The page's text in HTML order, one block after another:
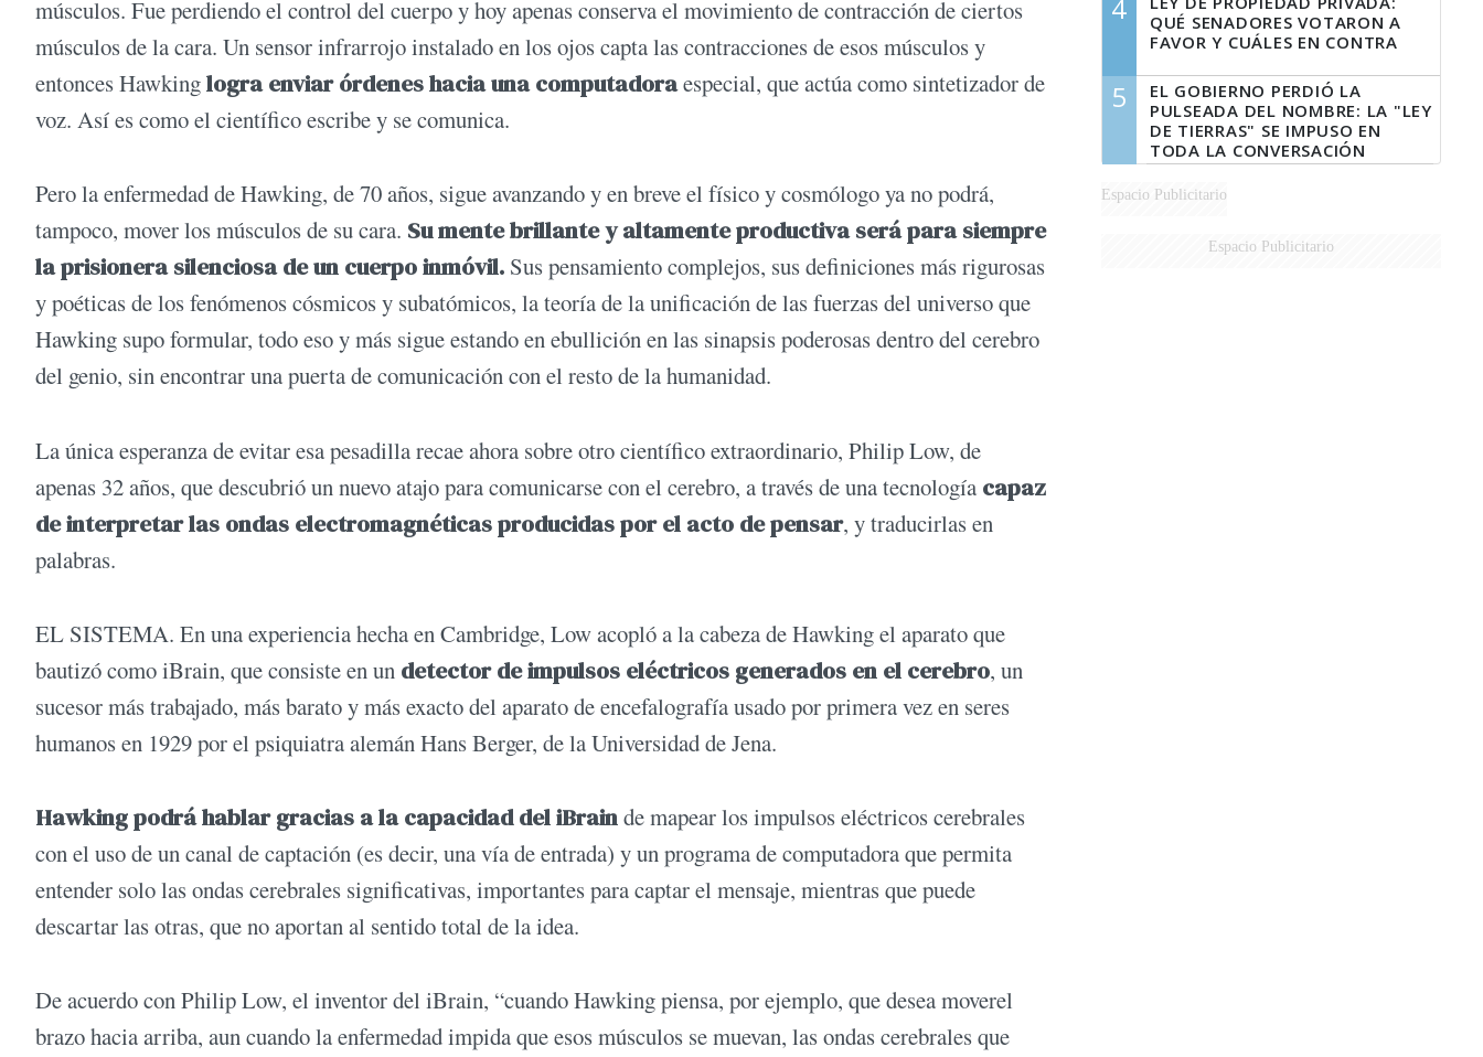
músculos. Fue perdiendo el control del cuerpo y hoy apenas conserva el movimiento de contracción de ciertos
músculos de la cara. Un sensor infrarrojo instalado en los ojos capta las contracciones de esos músculos y
entonces Hawkinglogra enviar órdenes hacia una computadoraespecial, que actúa como sintetizador de
voz. Así es como el científico escribe y se comunica.
Pero la enfermedad de Hawking, de 70 años, sigue avanzando y en breve el físico y cosmólogo ya no podrá,
tampoco, mover los músculos de su cara. Su mente brillante y altamente productiva será para siempre
la prisionera silenciosa de un cuerpo inmóvil. Sus pensamiento complejos, sus definiciones más rigurosas
y poéticas de los fenómenos cósmicos y subatómicos, la teoría de la unificación de las fuerzas del universo que
Hawking supo formular, todo eso y más sigue estando en ebullición en las sinapsis poderosas dentro del cerebro
del genio, sin encontrar una puerta de comunicación con el resto de la humanidad.
La única esperanza de evitar esa pesadilla recae ahora sobre otro científico extraordinario, Philip Low, de
apenas 32 años, que descubrió un nuevo atajo para comunicarse con el cerebro, a través de una tecnología capaz
de interpretar las ondas electromagnéticas producidas por el acto de pensar, y traducirlas en
palabras.
EL SISTEMA. En una experiencia hecha en Cambridge, Low acopló a la cabeza de Hawking el aparato que
bautizó como iBrain, que consiste en un detector de impulsos eléctricos generados en el cerebro, un
sucesor más trabajado, más barato y más exacto del aparato de encefalografía usado por primera vez en seres
humanos en 1929 por el psiquiatra alemán Hans Berger, de la Universidad de Jena.
Hawking podrá hablar gracias a la capacidad del iBrainde mapear los impulsos eléctricos cerebrales
con el uso de un canal de captación (es decir, una vía de entrada) y un programa de computadora que permita
entender solo las ondas cerebrales significativas, importantes para captar el mensaje, mientras que puede
descartar las otras, que no aportan al sentido total de la idea.
De acuerdo con Philip Low, el inventor del iBrain, “cuando Hawking piensa, por ejemplo, que desea moverel
brazo hacia arriba, aun cuando la enfermedad impida que esos músculos se muevan, las ondas cerebrales que
4
QUÉ SENADORES VOTARON A
FAVOR Y CUÁLES EN CONTRA
5
EL GOBIERNO PERDIÓ LA
PULSEADA DEL NOMBRE: LA "LEY
DE TIERRAS" SE IMPUSO EN
TODA LA CONVERSACIÓN
DIGITAL
Espacio Publicitario
Espacio Publicitario